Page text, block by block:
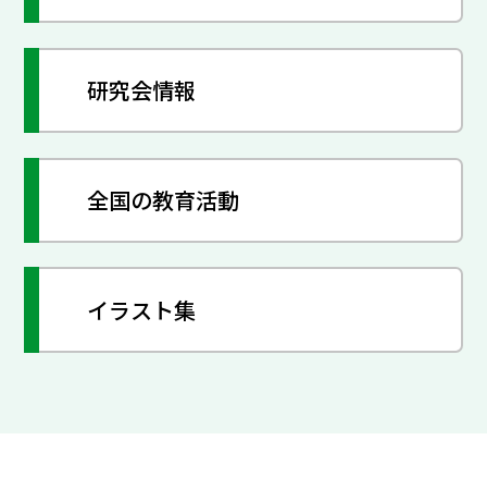
研究会情報
全国の教育活動
イラスト集